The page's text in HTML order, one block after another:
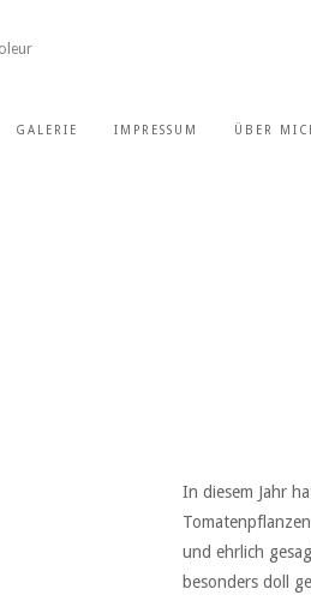
GALERIE IMPRESSUM ÜBER
In diesem Jahr
und ehrlich
besonders doll